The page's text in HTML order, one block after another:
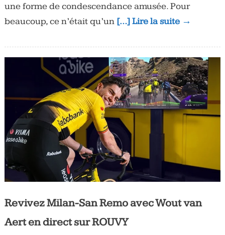
une forme de condescendance amusée. Pour
beaucoup, ce n’était qu’un […] Lire la suite →
Revivez Milan-San Remo avec Wout van
Aert en direct sur ROUVY